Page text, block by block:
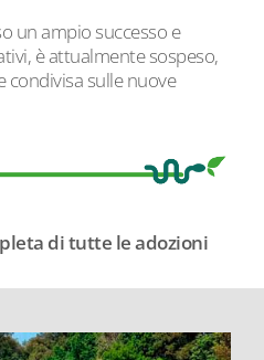
un ampio successo e
è attualmente sospeso,
condivisa sulle nuove
di tutte le adozioni